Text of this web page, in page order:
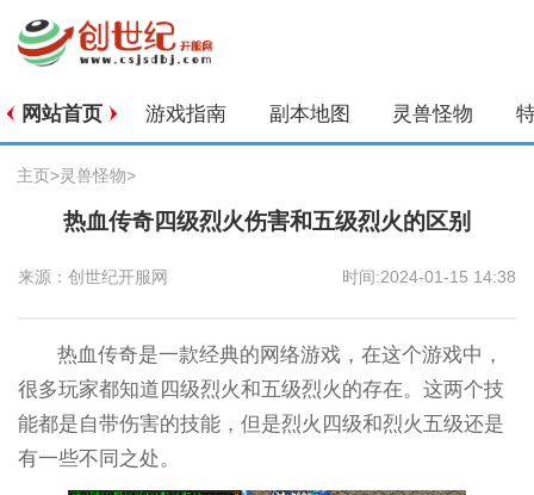
网站首页 游戏指南 副本地图 灵兽怪物
主页>灵兽怪物>
热血传奇四级烈火伤害和五级烈火的区别
来源：创世纪开服网 时间:2024-01-15 14:38
热血传奇是一款经典的网络游戏，在这个游戏中，
很多玩家都知道四级烈火和五级烈火的存在。这两个技
能都是自带伤害的技能，但是烈火四级和烈火五级还是
有一些不同之处。